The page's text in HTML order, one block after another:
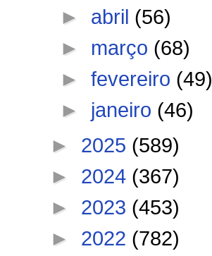
► abril (56)
► março (68)
►fevereiro (49)
► janeiro (46)
► 2025 (589)
► 2024 (367)
► 2023 (453)
► 2022 (782)